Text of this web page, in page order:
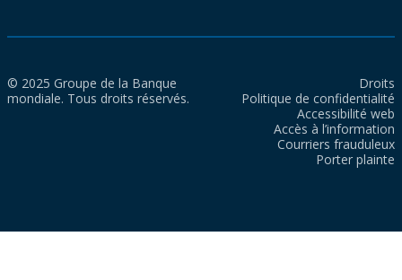
© 2025 Groupe de la Banque
mondiale. Tous droits réservés.
Droits
Politique de confidentialité
Accessibilité web
Accès à l’information
Courriers frauduleux
Porter plainte